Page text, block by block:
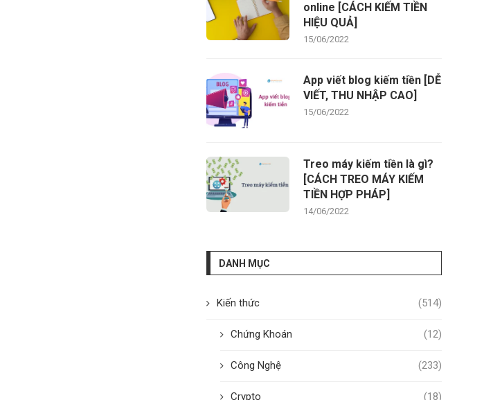
online [CÁCH KIẾM TIỀN
HIỆU QUẢ]
15/06/2022
App viết blog kiếm tiền [DỄ
VIẾT, THU NHẬP CAO]
15/06/2022
Treo máy kiếm tiền là gì?
[CÁCH TREO MÁY KIẾM
TIỀN HỢP PHÁP]
14/06/2022
DANH MỤC
Kiến thức (514)
Chứng Khoán (12)
Công Nghệ (233)
Crypto (18)